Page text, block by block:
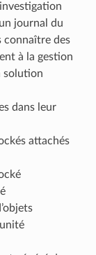
journal du
connaître des
à la gestion
solution
dans leur
attachés